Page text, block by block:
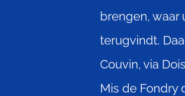
brengen, waar
terugvindt.
Couvin, via
Mis de Fondry